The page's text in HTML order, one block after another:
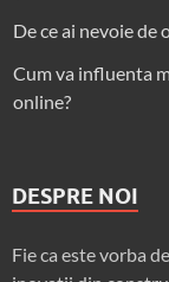
De ce ai nevoie de
Cum va influenta
online?
DESPRE NOI
Fie ca este vorba